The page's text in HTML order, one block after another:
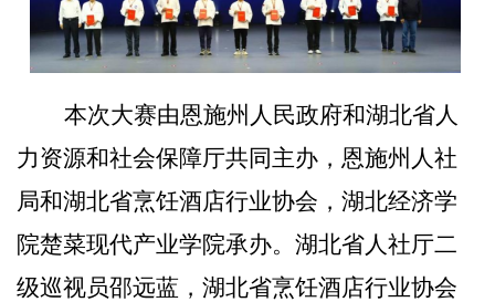
本次大赛由恩施州人民政府和湖北省人
力资源和社会保障厅共同主办，恩施州人社
局和湖北省烹饪酒店行业协会，湖北经济学
院楚菜现代产业学院承办。湖北省人社厅二
级巡视员邵远蓝，湖北省烹饪酒店行业协会